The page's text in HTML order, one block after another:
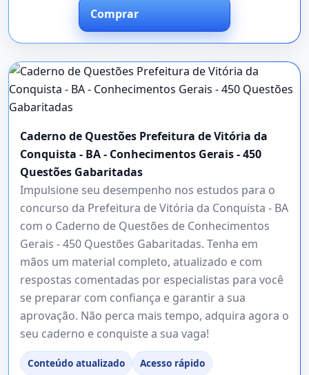
Comprar
Caderno de Questões Prefeitura de Vitória da
Conquista - BA - Conhecimentos Gerais - 450
Questões Gabaritadas
Impulsione seu desempenho nos estudos para o
concurso da Prefeitura de Vitória da Conquista - BA
com o Caderno de Questões de Conhecimentos
Gerais - 450 Questões Gabaritadas. Tenha em
mãos um material completo, atualizado e com
respostas comentadas por especialistas para você
se preparar com confiança e garantir a sua
aprovação. Não perca mais tempo, adquira agora o
seu caderno e conquiste a sua vaga!
Conteúdo atualizado
Acesso rápido